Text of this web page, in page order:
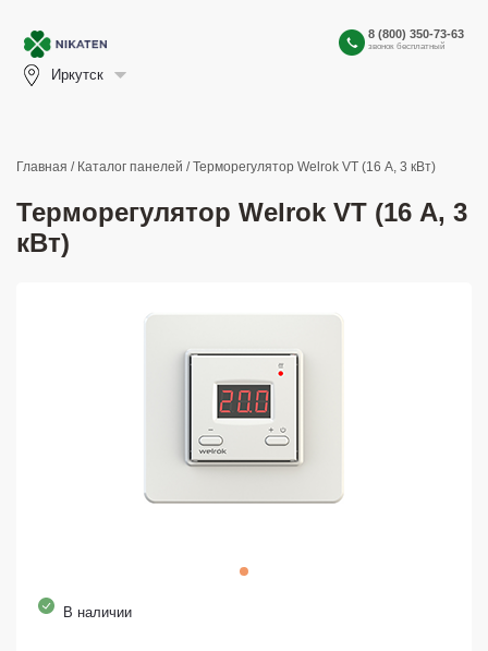
Иркутск
8 (800) 350-73-63
звонок бесплатный
Главная / Каталог панелей / Терморегулятор Welrok VT (16 А, 3 кВт)
Терморегулятор Welrok VT (16 А, 3
кВт)
В наличии